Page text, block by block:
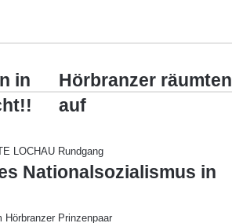
in
Hörbranzer
räumten
auf
Hörbranzer räumten
auf
Nationalsozialismus in